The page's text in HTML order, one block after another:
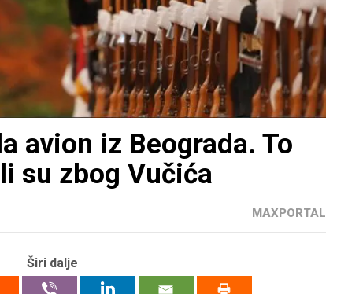
avion iz Beograda. To
su zbog Vučića
MAXPORTAL
Širi dalje